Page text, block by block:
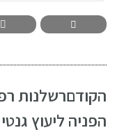
הקודםרשלנות
הפניה ליעוץ גנטי